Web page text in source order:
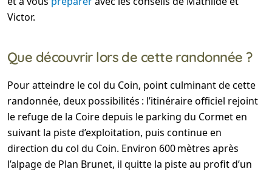
Victor.
Que découvrir lors de cette randonnée ?
Pour atteindre le col du Coin, point culminant de cette
randonnée, deux possibilités : l’itinéraire officiel rejoint
le refuge de la Coire depuis le parking du Cormet en
suivant la piste d’exploitation, puis continue en
direction du col du Coin. Environ 600 mètres après
l’alpage de Plan Brunet, il quitte la piste au profit d’un